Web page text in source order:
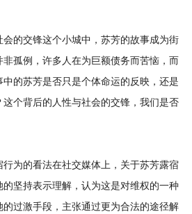
的交锋这个小城中，苏芳的故事成为街
孤例，许多人在为巨额债务而苦恼，而
的苏芳是否只是个体命运的反映，还是
个背后的人性与社会的交锋，我们是否
为的看法在社交媒体上，关于苏芳露宿
坚持表示理解，认为这是对维权的一种
过激手段，主张通过更为合法的途径解